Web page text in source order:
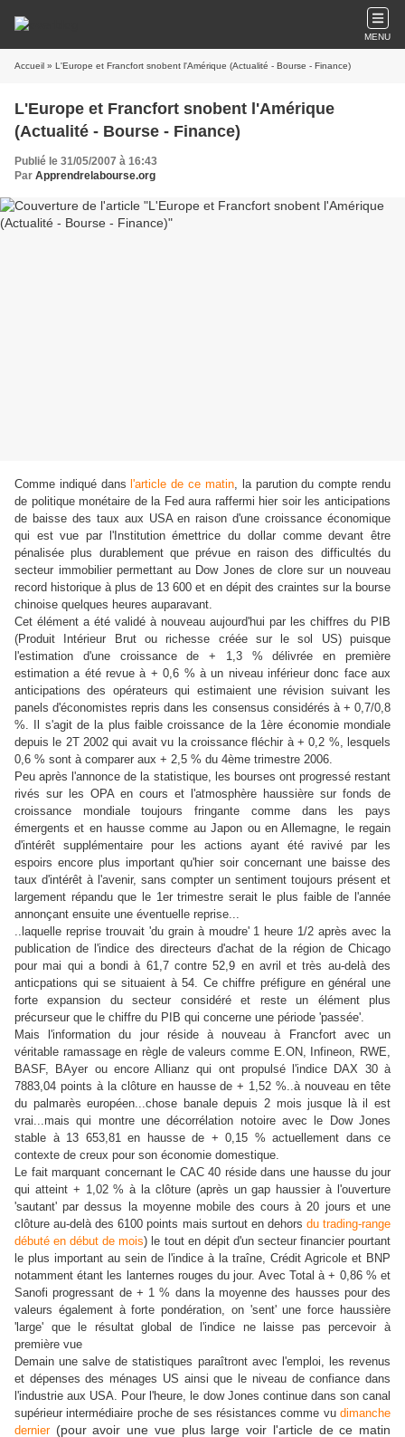
MENU
Accueil » L'Europe et Francfort snobent l'Amérique (Actualité - Bourse - Finance)
L'Europe et Francfort snobent l'Amérique
(Actualité - Bourse - Finance)
Publié le 31/05/2007 à 16:43
Par Apprendrelabourse.org
Comme indiqué dans l'article de ce matin, la parution du compte rendu
de politique monétaire de la Fed aura raffermi hier soir les anticipations
de baisse des taux aux USA en raison d'une croissance économique
qui est vue par l'Institution émettrice du dollar comme devant être
pénalisée plus durablement que prévue en raison des difficultés du
secteur immobilier permettant au Dow Jones de clore sur un nouveau
record historique à plus de 13 600 et en dépit des craintes sur la bourse
chinoise quelques heures auparavant.
Cet élément a été validé à nouveau aujourd'hui par les chiffres du PIB
(Produit Intérieur Brut ou richesse créée sur le sol US) puisque
l'estimation d'une croissance de + 1,3 % délivrée en première
estimation a été revue à + 0,6 % à un niveau inférieur donc face aux
anticipations des opérateurs qui estimaient une révision suivant les
panels d'économistes repris dans les consensus considérés à + 0,7/0,8
%. Il s'agit de la plus faible croissance de la 1ère économie mondiale
depuis le 2T 2002 qui avait vu la croissance fléchir à + 0,2 %, lesquels
0,6 % sont à comparer aux + 2,5 % du 4ème trimestre 2006.
Peu après l'annonce de la statistique, les bourses ont progressé restant
rivés sur les OPA en cours et l'atmosphère haussière sur fonds de
croissance mondiale toujours fringante comme dans les pays
émergents et en hausse comme au Japon ou en Allemagne, le regain
d'intérêt supplémentaire pour les actions ayant été ravivé par les
espoirs encore plus important qu'hier soir concernant une baisse des
taux d'intérêt à l'avenir, sans compter un sentiment toujours présent et
largement répandu que le 1er trimestre serait le plus faible de l'année
annonçant ensuite une éventuelle reprise...
..laquelle reprise trouvait 'du grain à moudre' 1 heure 1/2 après avec la
publication de l'indice des directeurs d'achat de la région de Chicago
pour mai qui a bondi à 61,7 contre 52,9 en avril et très au-delà des
anticpations qui se situaient à 54. Ce chiffre préfigure en général une
forte expansion du secteur considéré et reste un élément plus
précurseur que le chiffre du PIB qui concerne une période 'passée'.
Mais l'information du jour réside à nouveau à Francfort avec un
véritable ramassage en règle de valeurs comme E.ON, Infineon, RWE,
BASF, BAyer ou encore Allianz qui ont propulsé l'indice DAX 30 à
7883,04 points à la clôture en hausse de + 1,52 %..à nouveau en tête
du palmarès européen...chose banale depuis 2 mois jusque là il est
vrai...mais qui montre une décorrélation notoire avec le Dow Jones
stable à 13 653,81 en hausse de + 0,15 % actuellement dans ce
contexte de creux pour son économie domestique.
Le fait marquant concernant le CAC 40 réside dans une hausse du jour
qui atteint + 1,02 % à la clôture (après un gap haussier à l'ouverture
'sautant' par dessus la moyenne mobile des cours à 20 jours et une
clôture au-delà des 6100 points mais surtout en dehors du trading-range
débuté en début de mois) le tout en dépit d'un secteur financier pourtant
le plus important au sein de l'indice à la traîne, Crédit Agricole et BNP
notamment étant les lanternes rouges du jour. Avec Total à + 0,86 % et
Sanofi progressant de + 1 % dans la moyenne des hausses pour des
valeurs également à forte pondération, on 'sent' une force haussière
'large' que le résultat global de l'indice ne laisse pas percevoir à
première vue
Demain une salve de statistiques paraîtront avec l'emploi, les revenus
et dépenses des ménages US ainsi que le niveau de confiance dans
l'industrie aux USA. Pour l'heure, le dow Jones continue dans son canal
supérieur intermédiaire proche de ses résistances comme vu dimanche
dernier(pour avoir une vue plus large voir l'article de ce matin